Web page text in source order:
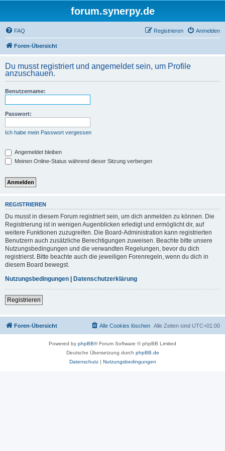
forum.synerpy.de
FAQ Anmelden
Registrieren
Foren-Übersicht
Du musst registriert und angemeldet sein, um Profile
anzuschauen.
Benutzername:
Passwort:
Ich habe mein Passwort vergessen
Angemeldet bleiben
Meinen Online-Status während dieser Sitzung verbergen
REGISTRIEREN
Du musst in diesem Forum registriert sein, um dich anmelden zu können. Die
Registrierung ist in wenigen Augenblicken erledigt und ermöglicht dir, auf
weitere Funktionen zuzugreifen. Die Board-Administration kann registrierten
Benutzern auch zusätzliche Berechtigungen zuweisen. Beachte bitte unsere
Nutzungsbedingungen und die verwandten Regelungen, bevor du dich
registrierst. Bitte beachte auch die jeweiligen Forenregeln, wenn du dich in
diesem Board bewegst.
Nutzungsbedingungen | Datenschutzerklärung
Registrieren
Foren-Übersicht Alle Zeiten sind UTC+01:00
Alle Cookies löschen
Powered by phpBB® Forum Software © phpBB Limited
Deutsche Übersetzung durch phpBB.de
Datenschutz| Nutzungsbedingungen